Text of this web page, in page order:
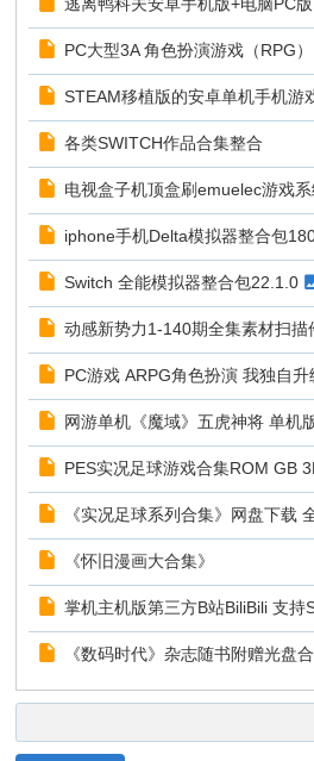
G
D
ou
PC大型3A 角色扮演游戏（RPG
STEAM移植版的安卓单机手机游
各类SWITCH作品合集整合
电视盒子机顶盒刷emuelec游戏
iphone手机Delta模拟器整合包
Switch 全能模拟器整合包22.1.0
动感新势力1-140期全集素材扫
PC游戏 ARPG角色扮演 我独自
网游单机《魔域》五虎神将 单机
PES实况足球游戏合集ROM GB
《实况足球系列合集》网盘下载
《怀旧漫画大合集》
掌机主机版第三方B站BiliBili 支
《数码时代》杂志随书附赠光盘